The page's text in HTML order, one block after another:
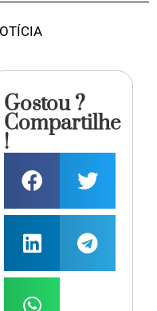
Gostou ?
Compartilhe
!